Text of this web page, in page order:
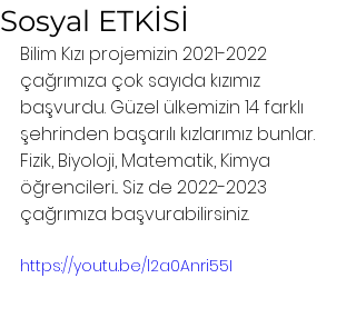
Sosyal ETKİSİ
Bilim Kızı projemizin 2021-2022
çağrımıza çok sayıda kızımız
başvurdu. Güzel ülkemizin 14 farklı
şehrinden başarılı kızlarımız bunlar.
Fizik, Biyoloji, Matematik, Kimya
öğrencileri... Siz de 2022-2023
çağrımıza başvurabilirsiniz.
https://youtu.be/l2a0Anri55I